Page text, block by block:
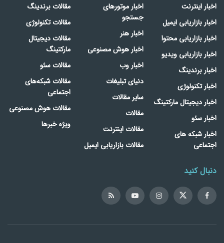
اخبار اینترنت
اخبار بازاریابی ایمیل
اخبار بازاریابی محتوا
اخبار بازاریابی ویدیو
اخبار برندینگ
اخبار تکنولوژی
اخبار دیجیتال مارکتینگ
اخبار سئو
اخبار شبکه های
اجتماعی
اخبار موتورهای
جستجو
اخبار هنر
اخبار هوش مصنوعی
اخبار وب
دنیای تبلیغات
سایر مقالات
مقالات
مقالات اینترنت
مقالات بازاریابی ایمیل
مقالات برندینگ
مقالات تکنولوژی
مقالات دیجیتال
مارکتینگ
مقالات سئو
مقالات شبکه‌های
اجتماعی
مقالات هوش مصنوعی
ویژه خبرها
دنبال کنید